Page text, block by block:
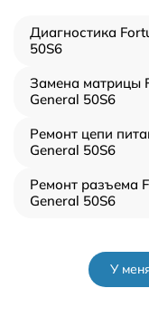
Диагностика
50S6
Замена матрицы
General 50S6
Ремонт цепи
General 50S6
Ремонт разъема
General 50S6
У